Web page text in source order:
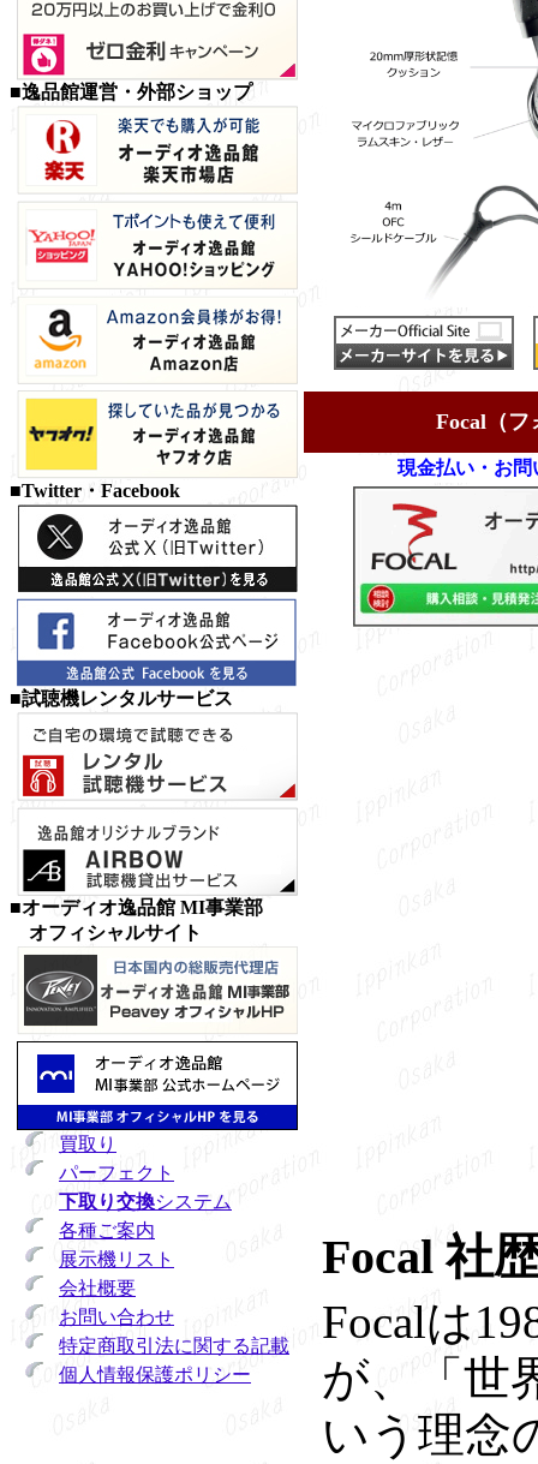
■逸品館運営・外部ショップ
■Twitter・Facebook
■試聴機レンタルサービス
■オーディオ逸品館 MI事業部
オフィシャルサイト
買取り
パーフェクト
下取り交換システム
各種ご案内
展示機リスト
会社概要
お問い合わせ
特定商取引法に関する記載
個人情報保護ポリシー
Focal（フ
現金払い・お問
Focal 社
Focalは
が、「世
いう理念